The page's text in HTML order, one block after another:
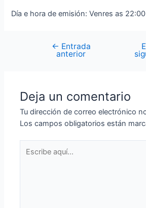
Día e hora de emisión: Venres as
Navegación
← Entrada
anterior
Deja un comentario
Tu dirección de correo electrónico
Los campos obligatorios están
aquí...